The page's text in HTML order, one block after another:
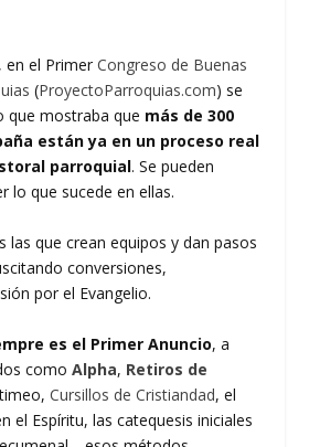
en el PrimerCongreso de Buenas
(ProyectoParroquias.com) se
que mostraba que más de 300
están ya en un proceso real
parroquial. Se pueden
lo que sucede en ellas.
las que crean equipos y dan pasos
conversiones,
por el Evangelio.
es el Primer Anuncio, a
comoAlpha, Retiros de
Cursillos de Cristiandad, el
el Espíritu, las catequesis iniciales